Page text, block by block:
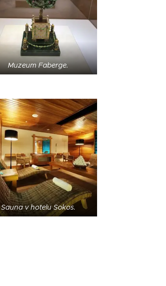
Muzeum Faberge.
Sauna v hotelu Sokos.